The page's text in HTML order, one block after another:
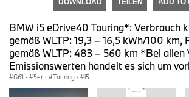
BMW i5 eDrive40 Touring*: Verbrauch
gemäß WLTP: 19,3 – 16,5 kWh/100 km,
gemäß WLTP: 483 – 560 km *Bei allen
Emissionswerten handelt es sich um
G61 · 5er · Touring · i5